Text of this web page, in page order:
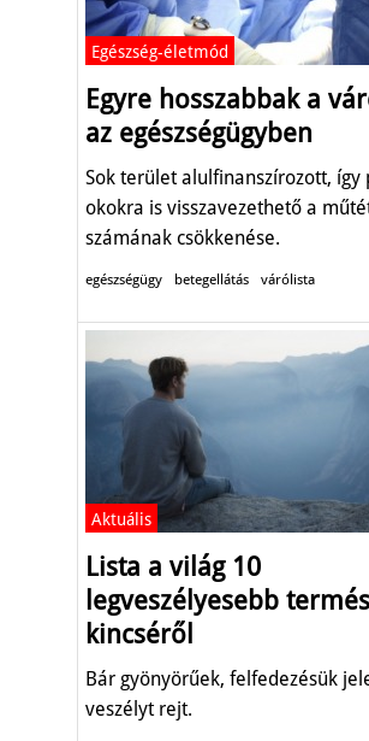
Egészség-életmód
Egyre hosszabbak a
az egészségügyben
Sok terület alulfinanszírozott, így
okokra is visszavezethető a
számának csökkenése.
egészségügy betegellátás várólista
Aktuális
Lista a világ 10
legveszélyesebb
kincséről
Bár gyönyörűek, felfedezésük
veszélyt rejt.